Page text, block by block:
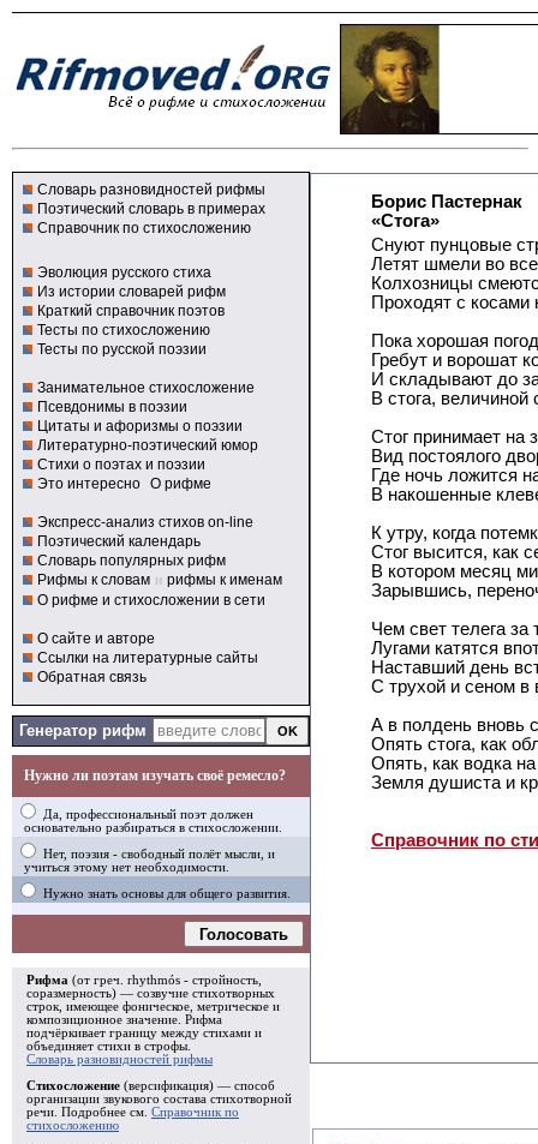
Словарь разновидностей рифмы
Поэтический словарь в примерах
Справочник по стихосложению
Эволюция русского стиха
Из истории словарей рифм
Краткий справочник поэтов
Тесты по стихосложению
Тесты по русской поэзии
Занимательное стихосложение
Псевдонимы в поэзии
Цитаты и афоризмы о поэзии
Литературно-поэтический юмор
Стихи о поэтах и поэзии
Это интересно О рифме
Экспресс-анализ стихов on-line
Поэтический календарь
Словарь популярных рифм
Рифмы к словам и рифмы к именам
О рифме и стихосложении в сети
О сайте и авторе
Ссылки на литературные сайты
Обратная связь
Генератор рифм
Нужно ли поэтам изучать своё ремесло?
Да, профессиональный поэт должен
основательно разбираться в стихосложении.
Нет, поэзия - свободный полёт мысли, и
учиться этому нет необходимости.
Нужно знать основы для общего развития.
Голосовать
Рифма (от греч. rhythmós - стройность,
соразмерность) — созвучие стихотворных
строк, имеющее фоническое, метрическое и
композиционное значение. Рифма
подчёркивает границу между стихами и
объединяет стихи в строфы
Словарь разновидностей рифмы
Стихосложение (версификация) — способ
организации звукового состава стихотворной
речи. Подробнее см. Справочник по
стихосложению
Борис Пастернак
«Стога»
Снуют пунцовые
Летят шмели во
Колхозницы
Проходят с косами
Пока хорошая
Гребут и ворошат
И складывают до
В стога, величиной
Стог принимает на
Вид постоялого
Где ночь ложится
В накошенные
К утру, когда
Стог высится, как
В котором месяц
Зарывшись,
Чем свет телега за
Лугами катятся
Наставший день
С трухой и сеном в
А в полдень вновь
Опять стога, как
Опять, как водка
Земля душиста и
Справочник по